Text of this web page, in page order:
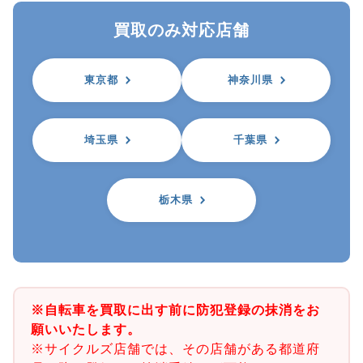
買取のみ対応店舗
東京都 神奈川県
埼玉県 千葉県
栃木県
※自転車を買取に出す前に防犯登録の抹消をお
願いいたします。
※サイクルズ店舗では、その店舗がある都道府